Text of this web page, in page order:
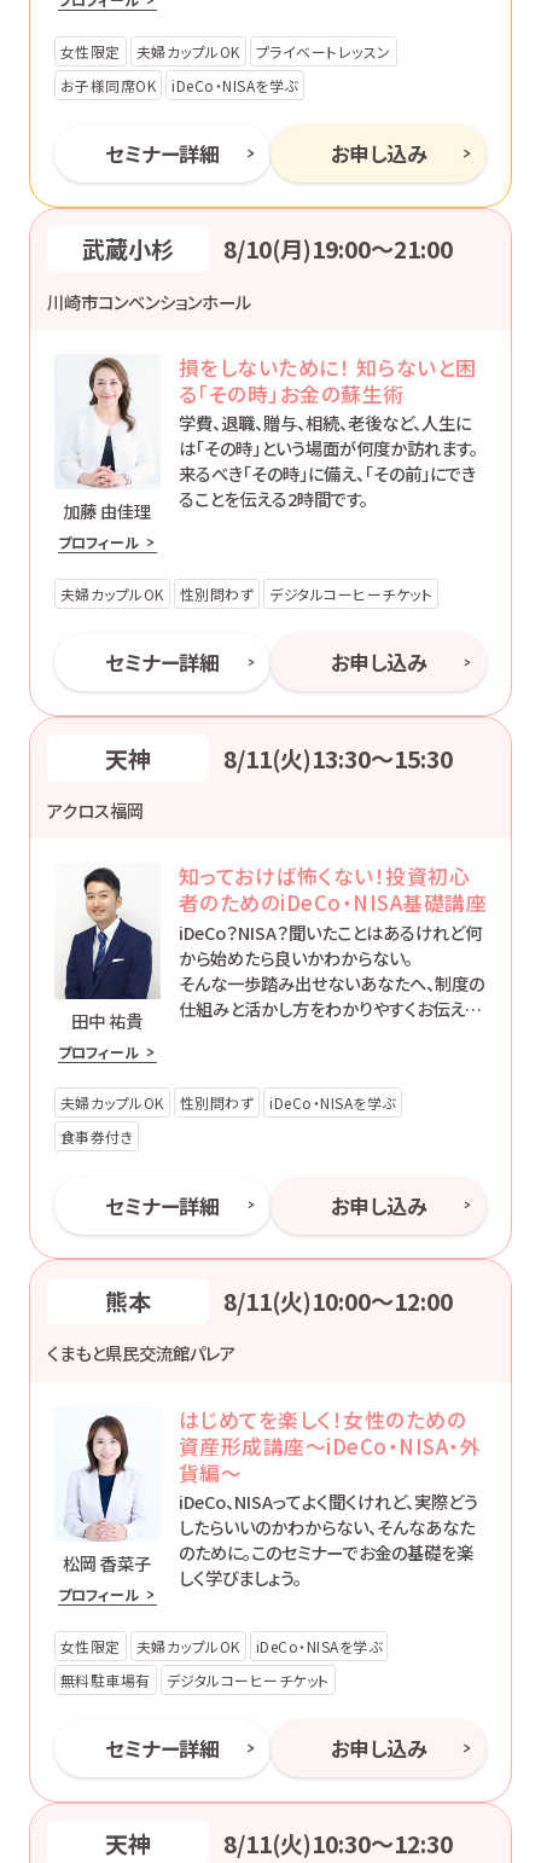
女性限定 夫婦カップルOK
プライベートレッスン
お子様同席OK
iDeCo・NISAを学ぶ
セミナー詳細 お申し込み
武蔵小杉 8/10(月)19:00〜21:00
川崎市コンベンションホール
加藤 由佳理
プロフィール
損をしないために！ 知らないと困
る「その時」お金の蘇生術
学費、退職、贈与、相続、老後など、人生に
は「その時」という場面が何度か訪れます。
来るべき「その時」に備え、「その前」にでき
ることを伝える2時間です。
夫婦カップルOK 性別問わず デジタルコーヒーチケット
セミナー詳細 お申し込み
天神 8/11(火)13:30〜15:30
アクロス福岡
田中 祐貴
プロフィール
知っておけば怖くない！投資初心
者のためのiDeCo・NISA基礎講座
iDeCo？NISA？聞いたことはあるけれど何
から始めたら良いかわからない。
そんな一歩踏み出せないあなたへ、制度の
仕組みと活かし方をわかりやすくお伝えし
夫婦カップルOK 性別問わず
iDeCo・NISAを学ぶ
食事券付き
セミナー詳細 お申し込み
熊本 8/11(火)10:00〜12:00
くまもと県民交流館パレア
松岡 香菜子
プロフィール
はじめてを楽しく！女性のための
資産形成講座～iDeCo・NISA・外
貨編～
iDeCo、NISAってよく聞くけれど、実際どう
したらいいのかわからない、そんなあなた
のために。このセミナーでお金の基礎を楽
しく学びましょう。
女性限定 夫婦カップルOK
iDeCo・NISAを学ぶ
無料駐車場有
デジタルコーヒーチケット
セミナー詳細 お申し込み
天神 8/11(火)10:30〜12:30